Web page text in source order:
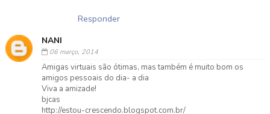
Responder
NANI
06 março, 2014
Amigas virtuais são ótimas, mas também é muito bom os
amigos pessoais do dia- a dia
Viva a amizade!
bjcas
http://estou-crescendo.blogspot.com.br/